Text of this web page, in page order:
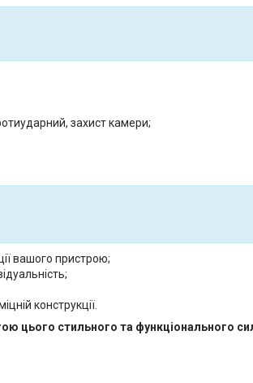
захист камери;
вашого пристрою;
конструкції.
цього стильного та функціонального